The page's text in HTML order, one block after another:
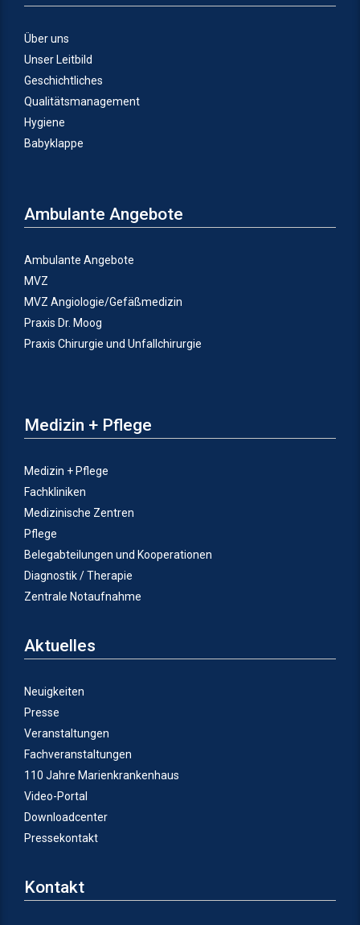
Über uns
Unser Leitbild
Geschichtliches
Qualitätsmanagement
Hygiene
Babyklappe
Ambulante Angebote
Ambulante Angebote
MVZ
MVZ Angiologie/Gefäßmedizin
Praxis Dr. Moog
Praxis Chirurgie und Unfallchirurgie
Medizin + Pflege
Medizin + Pflege
Fachkliniken
Medizinische Zentren
Pflege
Belegabteilungen und Kooperationen
Diagnostik / Therapie
Zentrale Notaufnahme
Aktuelles
Neuigkeiten
Presse
Veranstaltungen
Fachveranstaltungen
110 Jahre Marienkrankenhaus
Video-Portal
Downloadcenter
Pressekontakt
Kontakt